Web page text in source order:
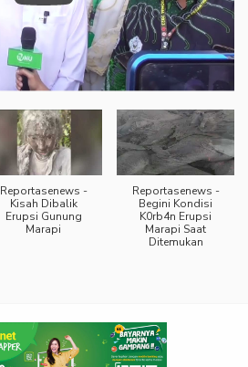
Reportasenews -
Kisah Dibalik
Erupsi Gunung
Marapi
Reportasenews -
Begini Kondisi
K0rb4n Erupsi
Marapi Saat
Ditemukan